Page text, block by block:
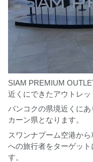
SIAM PREMIUM
近くにできたアウトレッ
バンコクの県境近くに
カーン県となります。
スワンナプーム空港か
への旅行者をターゲッ
す。